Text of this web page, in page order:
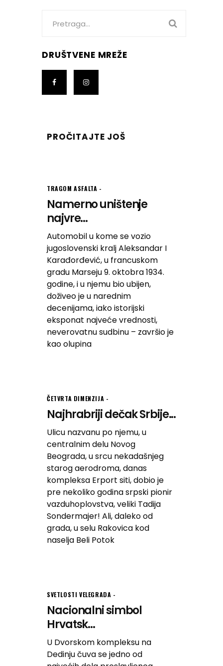
DRUŠTVENE MREŽE
PROČITAJTE JOŠ
TRAGOM ASFALTA
Namerno uništenje
najvre...
Automobil u kome se vozio
jugoslovenski kralj Aleksandar I
Karađorđević, u francuskom
gradu Marseju 9. oktobra 1934.
godine, i u njemu bio ubijen,
doživeo je u narednim
decenijama, iako istorijski
eksponat najveće vrednosti,
neverovatnu sudbinu – završio je
kao olupina
ČETVRTA DIMENZIJA
Najhrabriji dečak Srbije...
Ulicu nazvanu po njemu, u
centralnim delu Novog
Beograda, u srcu nekadašnjeg
starog aerodroma, danas
kompleksa Erport siti, dobio je
pre nekoliko godina srpski pionir
vazduhoplovstva, veliki Tadija
Sondermajer! Ali, daleko od
grada, u selu Rakovica kod
naselja Beli Potok
SVETLOSTI VELEGRADA
Nacionalni simbol
Hrvatsk...
U Dvorskom kompleksu na
Dedinju čuva se jedno od